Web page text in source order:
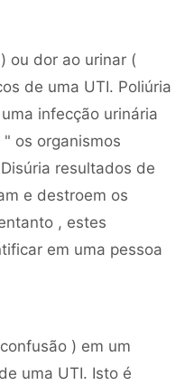
ou dor ao urinar (
de uma UTI. Poliúria
infecção urinária
os organismos
resultados de
e destroem os
, estes
em uma pessoa
) em um
uma UTI. Isto é